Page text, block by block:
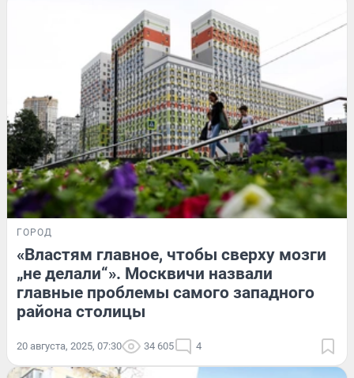
ГОРОД
«Властям главное, чтобы сверху мозги
„не делали“». Москвичи назвали
главные проблемы самого западного
района столицы
20 августа, 2025, 07:30 34 605 4